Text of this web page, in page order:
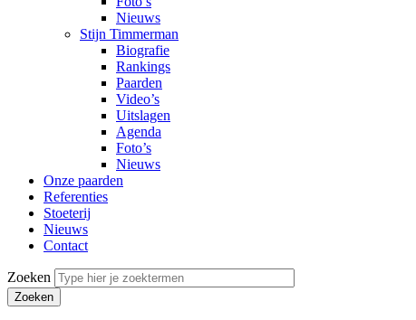
Nieuws
Stijn Timmerman
Biografie
Rankings
Paarden
Video’s
Uitslagen
Agenda
Foto’s
Nieuws
Onze paarden
Referenties
Stoeterij
Nieuws
Contact
Zoeken